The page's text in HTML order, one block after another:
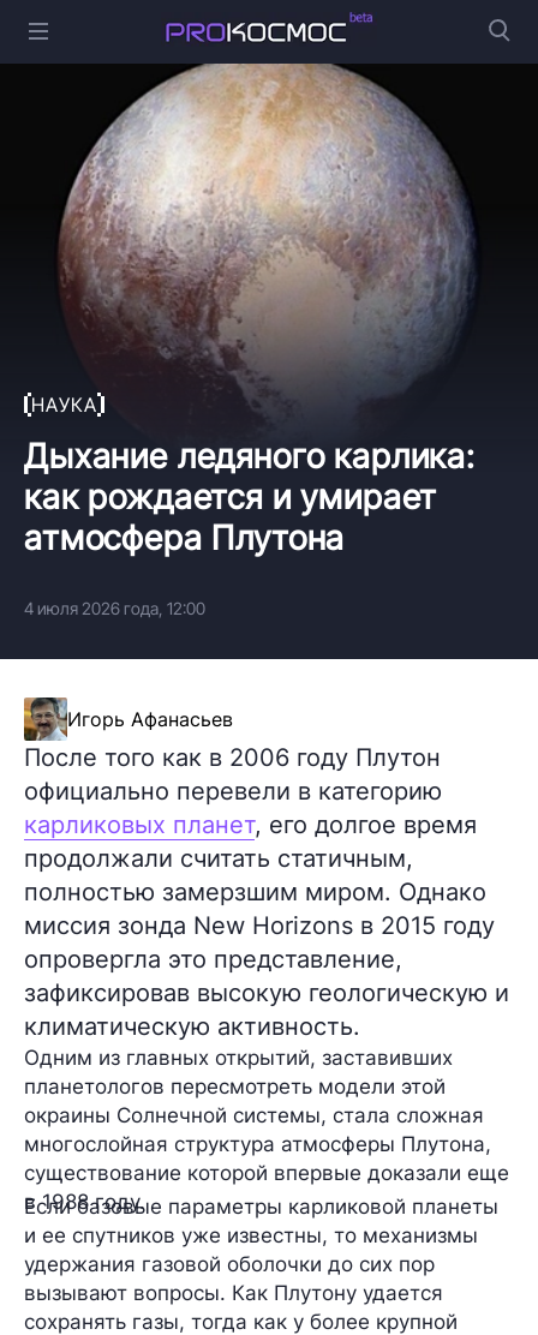
НАУКА
Дыхание ледяного карлика:
как рождается и умирает
атмосфера Плутона
4 июля 2026 года, 12:00
Игорь Афанасьев
После того как в 2006 году Плутон
официально перевели в категорию
карликовых планет, его долгое время
продолжали считать статичным,
полностью замерзшим миром. Однако
миссия зонда New Horizons в 2015 году
опровергла это представление,
зафиксировав высокую геологическую и
климатическую активность.
Одним из главных открытий, заставивших
планетологов пересмотреть модели этой
окраины Солнечной системы, стала сложная
многослойная структура атмосферы Плутона,
существование которой впервые доказали еще
в 1988 году.
Если базовые параметры карликовой планеты
и ее спутников уже известны, то механизмы
удержания газовой оболочки до сих пор
вызывают вопросы. Как Плутону удается
сохранять газы, тогда как у более крупной